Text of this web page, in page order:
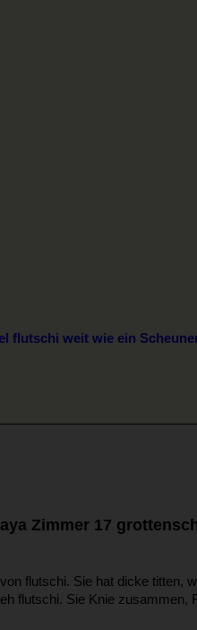
flutschi weit wie ein
Zimmer 17
flutschi. Sie hat dicke titten,
flutschi. Sie Knie